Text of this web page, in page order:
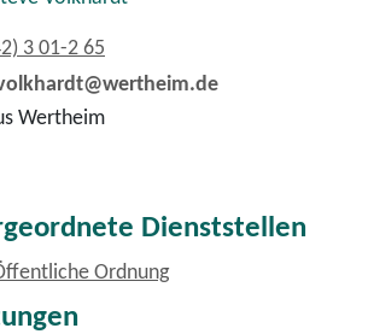
3 01-2 65
Wertheim
Dienststellen
Ordnung